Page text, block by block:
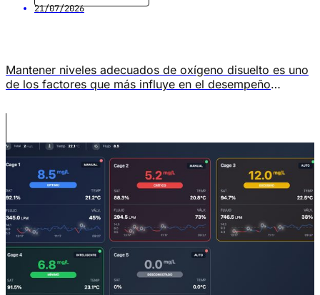
21/07/2026
Mantener niveles adecuados de oxígeno disuelto es uno
de los factores que más influye en el desempeño
estudios destacan. Niveles adecuados de OD pueden
prevenir el estrés, entre otros beneficios. Sin embargo,
lograrlo de manera eficiente no depende únicamente […]